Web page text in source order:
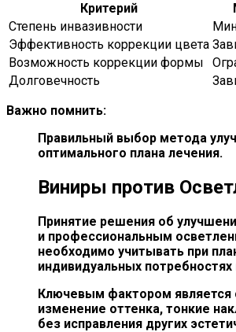
Критерий
Степень инвазивности
Эффективность коррекции цвета
Возможность коррекции формы
Долговечность
Важно помнить:
Правильный выбор метода
оптимального плана лечения.
Виниры против
Принятие решения об
и профессиональным
необходимо учитывать при
индивидуальных потребностях
Ключевым фактором является
изменение оттенка, тонкие
без исправления других